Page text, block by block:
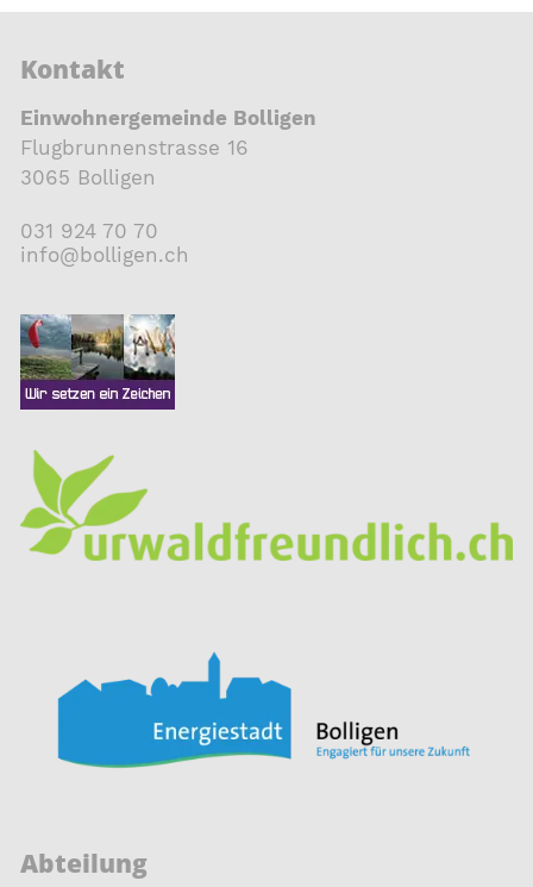
Kontakt
Einwohnergemeinde Bolligen
Flugbrunnenstrasse 16
3065 Bolligen
031 924 70 70
nf
b ll g n ch
Abteilung